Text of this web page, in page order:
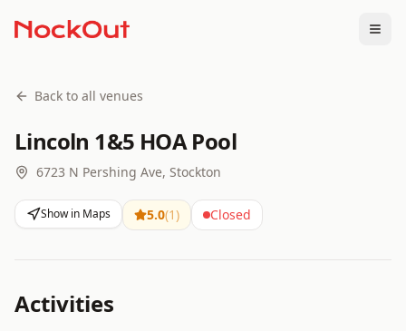
Back to all venues
Lincoln 1&5 HOA Pool
6723 N Pershing Ave, Stockton
Show in Maps 5.0(1) Closed
Activities